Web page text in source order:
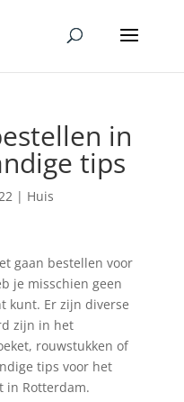
in
tips
| Huis
gaan bestellen voor
je misschien geen
kunt. Er zijn diverse
zijn in het
rouwstukken of
tips voor het
in Rotterdam.